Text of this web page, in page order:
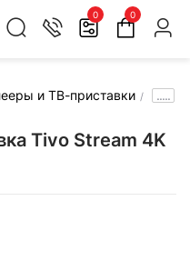
0 0
и ТВ-приставки .....
Tivo Stream 4K